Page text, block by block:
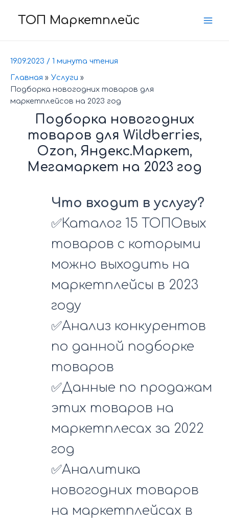
ТОП Маркетплейс
19.09.2023 / 1 минута чтения
Главная
Услуги
Подборка новогодних товаров для
маркетплейсов на 2023 год
Подборка новогодних
товаров для Wildberries,
Ozon, Яндекс.Маркет,
Мегамаркет на 2023 год
Что входит в услугу?
✅Каталог 15 ТОПОвых
товаров с которыми
можно выходить на
маркетплейсы в 2023
году
✅Анализ конкурентов
по данной подборке
товаров
✅Данные по продажам
этих товаров на
маркетплесах за 2022
год
✅Аналитика
новогодних товаров
на маркетплейсах в